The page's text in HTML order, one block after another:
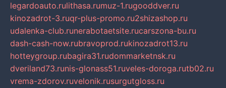
legardoauto.rulithasa.rumuz-1.rugooddver.ru
kinozadrot-3.ruqr-plus-promo.ru2shizashop.ru
udalenka-club.runerabotaetsite.rucarszona-bu.ru
dash-cash-now.rubravoprod.rukinozadrot13.ru
hotteygroup.rubagira31.rudommarketnsk.ru
dveriland73.runis-glonass51.ruveles-doroga.rutb02.ru
vrema-zdorov.ruvelonik.rusurgutgloss.ru